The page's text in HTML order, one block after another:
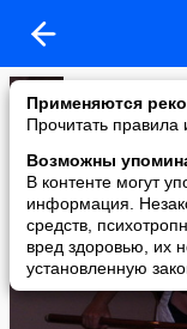
Применяются
Прочитать
Возможны
В контенте могут
информация.
средств,
вред здоровью, их
установленную
Елена
added a photo
22 Aug в 21:56